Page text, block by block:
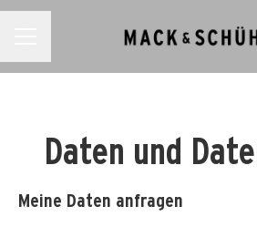
Daten und
Meine Daten anfragen